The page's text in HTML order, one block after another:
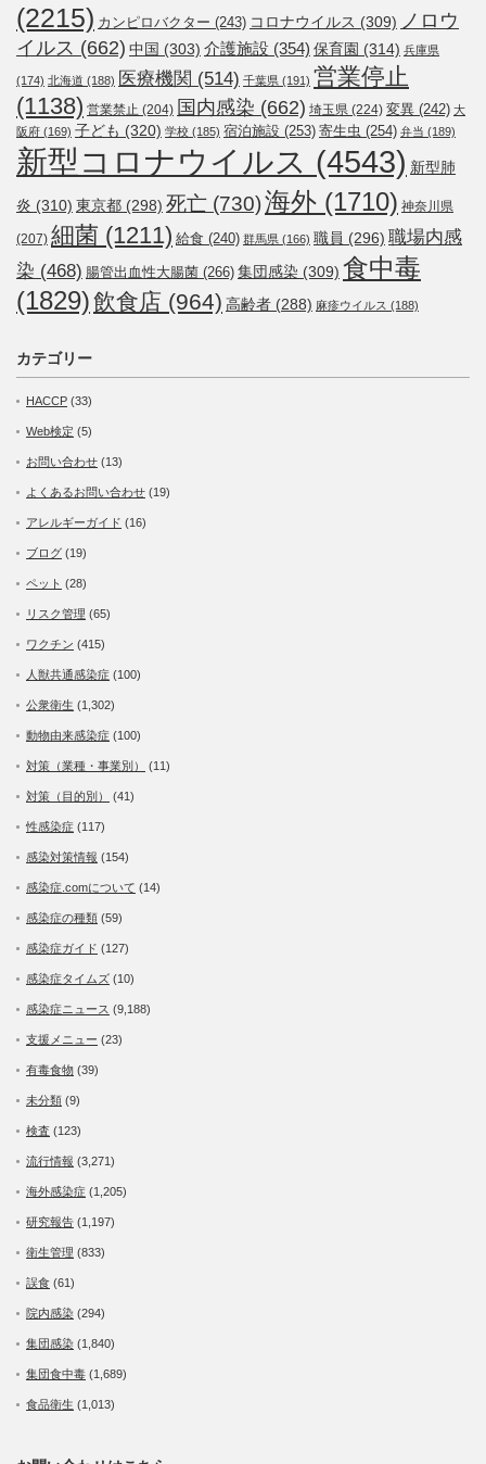
(2215) カンピロバクター (243) コロナウイルス (309) ノロウ
イルス (662) 中国 (303) 介護施設 (354) 保育園 (314) 兵庫県
(174) 北海道 (188) 医療機関 (514) 千葉県 (191) 営業停止
(1138) 営業禁止 (204) 国内感染 (662) 埼玉県 (224) 変異 (242) 大
阪府 (169) 子ども (320) 学校 (185) 宿泊施設 (253) 寄生虫 (254) 弁当 (189)
新型コロナウイルス (4543) 新型肺
炎 (310) 東京都 (298) 死亡 (730)海外 (1710) 神奈川県
(207) 細菌 (1211) 給食 (240) 群馬県 (166) 職員 (296) 職場内感
染 (468) 腸管出血性大腸菌 (266) 集団感染 (309) 食中毒
(1829)飲食店 (964) 高齢者 (288) 麻疹ウイルス (188)
カテゴリー
HACCP (33)
Web検定 (5)
お問い合わせ (13)
よくあるお問い合わせ (19)
アレルギーガイド (16)
ブログ (19)
ペット (28)
リスク管理 (65)
ワクチン (415)
人獣共通感染症 (100)
公衆衛生 (1,302)
動物由来感染症 (100)
対策（業種・事業別） (11)
対策（目的別） (41)
性感染症 (117)
感染対策情報 (154)
感染症.comについて (14)
感染症の種類 (59)
感染症ガイド (127)
感染症タイムズ (10)
感染症ニュース (9,188)
支援メニュー (23)
有毒食物 (39)
未分類 (9)
検査 (123)
流行情報 (3,271)
海外感染症 (1,205)
研究報告 (1,197)
衛生管理 (833)
誤食 (61)
院内感染 (294)
集団感染 (1,840)
集団食中毒 (1,689)
食品衛生 (1,013)